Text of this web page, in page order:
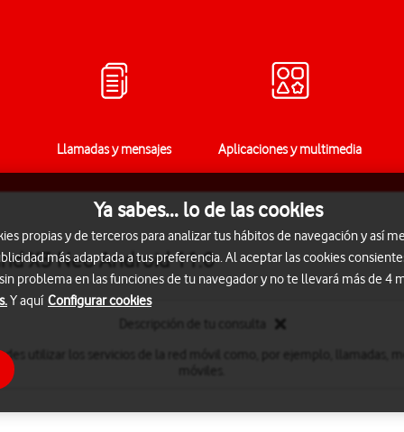
Llamadas y mensajes Aplicaciones y multimedia
X3 Neo Android 11.0
utilizar los servicios de la red móvil como, por ejemplo, llamadas,
Ya sabes... lo de las cookies
propias y de terceros para analizar tus hábitos de navegación y así
más adaptada a tus preferencia. Al aceptar las cookies
problema en las funciones de tu navegador y no te llevará más de 4
Y aquí Configurar cookies